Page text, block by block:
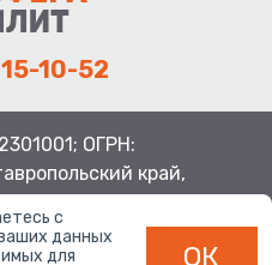
10-52
ОГРН:
край,
с
данных
для
ОК